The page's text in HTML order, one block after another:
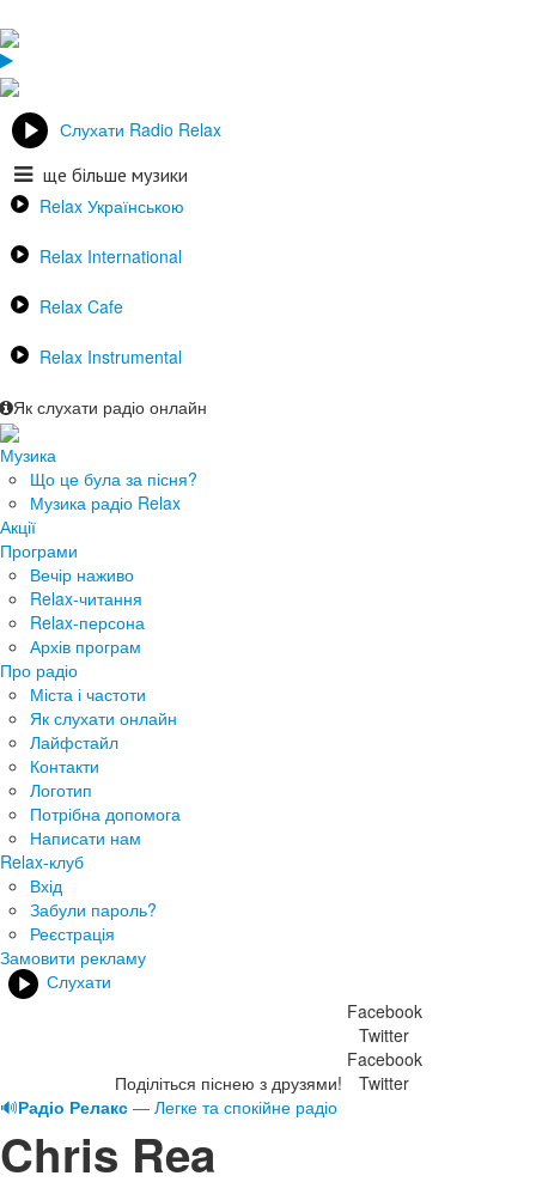
Слухати Radio Relax
ще більше музики
Relax Українською
Relax International
Relax Cafe
Relax Instrumental
Як слухати радіо онлайн
Музика
Що це була за пісня?
Музика радіо Relax
Акції
Програми
Вечір наживо
Relax-читання
Relax-персона
Архів програм
Про радіо
Міста і частоти
Як слухати онлайн
Лайфстайл
Контакти
Логотип
Потрібна допомога
Написати нам
Relax-клуб
Вхід
Забули пароль?
Реєстрація
Замовити рекламу
Слухати
Поділіться піснею з друзями!
Facebook
Twitter
Facebook
Twitter
🔊Радіо Релакс — Легке та спокійне радіо
Chris Rea